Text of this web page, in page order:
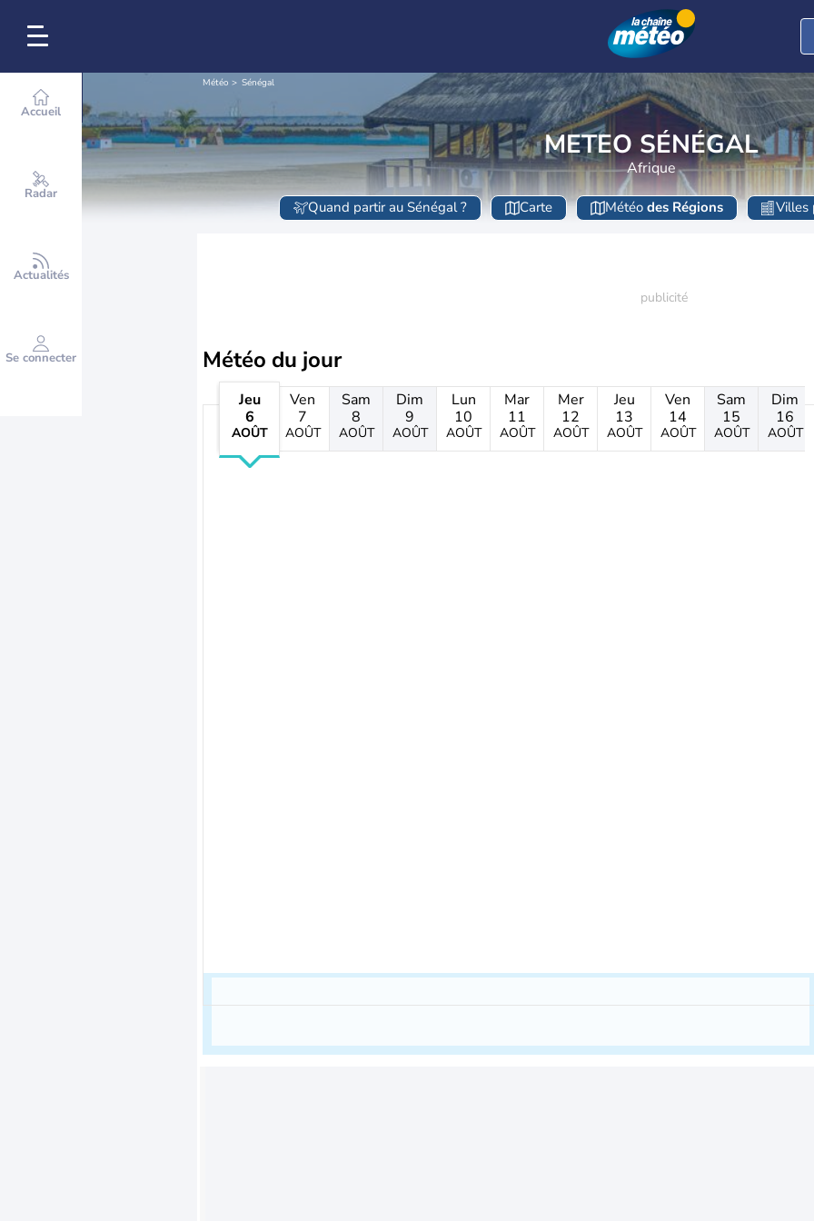
Accueil
Radar
Actualités
Se connecter
Météo Sénégal
METEO SÉNÉGAL
Afrique
Quand partir au Sénégal ? Carte Météo des Régions Villes
Météo du jour
Jeu
6
AOÛT
Ven
7
AOÛT
Sam
8
AOÛT
Dim
9
AOÛT
Lun
10
AOÛT
Mar
11
AOÛT
Mer
12
AOÛT
Jeu
13
AOÛT
Ven
14
AOÛT
Sam
15
AOÛT
Dim
16
AOÛT